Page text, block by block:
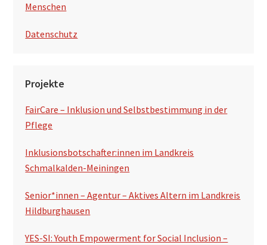
Menschen
Datenschutz
Projekte
FairCare – Inklusion und Selbstbestimmung in der
Pflege
Inklusionsbotschafter:innen im Landkreis
Schmalkalden-Meiningen
Senior*innen – Agentur – Aktives Altern im Landkreis
Hildburghausen
YES-SI: Youth Empowerment for Social Inclusion –